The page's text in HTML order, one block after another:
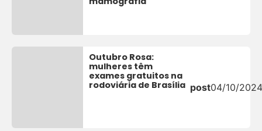
Outubro Rosa:
mulheres têm
exames gratuitos na
rodoviária de Brasília post04/10/